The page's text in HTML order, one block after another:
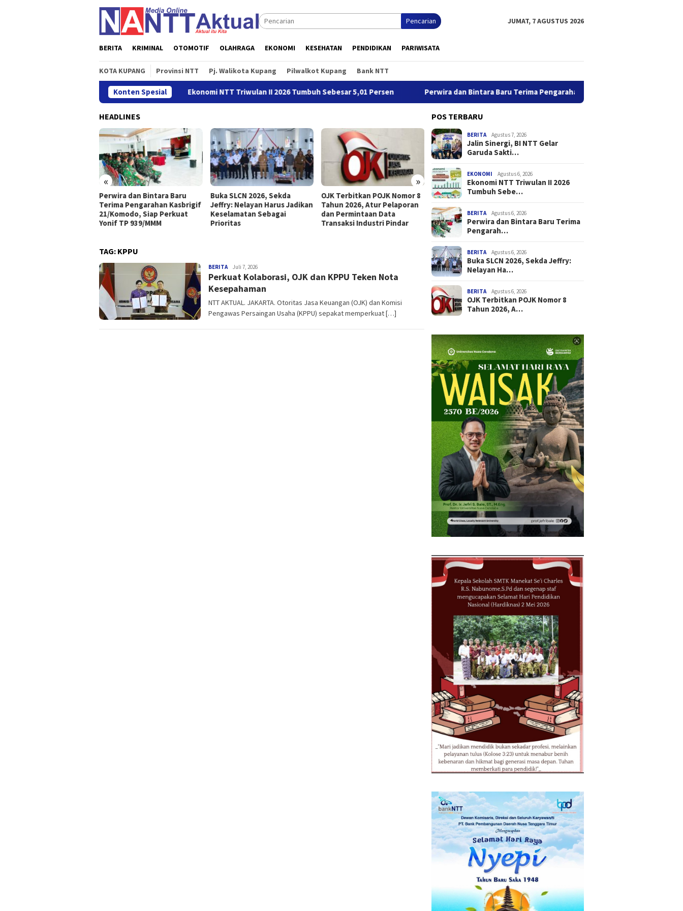
Pencarian JUMAT, 7 AGUSTUS 2026
BERITA KRIMINAL OTOMOTIF OLAHRAGA EKONOMI KESEHATAN PENDIDIKAN PARIWISATA
KOTA KUPANG Provinsi NTT Pj. Walikota Kupang Pilwalkot Kupang Bank NTT
Konten Spesial
Sakti Cross Border Fest 2026 Ekonomi NTT Triwulan II 2026 Tumbuh Sebesar 5,01 Persen Perwira dan Bintara Baru Terima Pengarahan Kasbrigif 21/Komodo, Siap Perkuat
HEADLINES
« »
Perwira dan Bintara Baru
Terima Pengarahan Kasbrigif
21/Komodo, Siap Perkuat
Yonif TP 939/MMM
Buka SLCN 2026, Sekda
Jeffry: Nelayan Harus Jadikan
Keselamatan Sebagai
Prioritas
OJK Terbitkan POJK Nomor 8
Tahun 2026, Atur Pelaporan
dan Permintaan Data
Transaksi Industri Pindar
Jalin Sinergi, BI NTT Gelar
Garuda Sakti Cross Border
Fest 2026
TAG: KPPU
BERITANTT
AKTUAL
Juli 7, 2026
Perkuat Kolaborasi, OJK dan KPPU Teken Nota
Kesepahaman
NTT AKTUAL. JAKARTA. Otoritas Jasa Keuangan (OJK) dan Komisi
Pengawas Persaingan Usaha (KPPU) sepakat memperkuat […]
POS TERBARU
BERITA Agustus 7, 2026
Jalin Sinergi, BI NTT Gelar
Garuda Sakti…
EKONOMI Agustus 6, 2026
Ekonomi NTT Triwulan II 2026
Tumbuh Sebe…
BERITA Agustus 6, 2026
Perwira dan Bintara Baru Terima
Pengarah…
BERITA Agustus 6, 2026
Buka SLCN 2026, Sekda Jeffry:
Nelayan Ha…
BERITA Agustus 6, 2026
OJK Terbitkan POJK Nomor 8
Tahun 2026, A…